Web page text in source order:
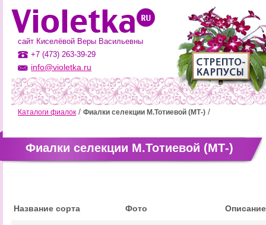
сайт Киселёвой Веры Васильевны
+7 (473) 263-39-29
info@violetka.ru
Каталоги фиалок Фиалки селекции М.Тотиевой (МТ-)
Фиалки селекции М.Тотиевой (МТ-)
Название сорта Фото Описание